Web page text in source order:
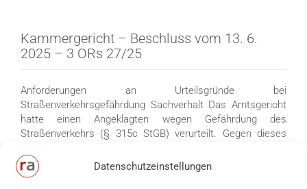
Datenschutzeinstellungen
Kammergericht – Beschluss vom 13. 6.
2025 – 3 ORs 27/25
Anforderungen an Urteilsgründe bei
Straßenverkehrsgefährdung Sachverhalt Das Amtsgericht
hatte einen Angeklagten wegen Gefährdung des
Straßenverkehrs (§ 315c StGB) verurteilt. Gegen dieses
daraufhin zu prüfen, ob die Urteilsgründe des Amtsgerichts
den strafprozessualen Anforderungen genügen. Das